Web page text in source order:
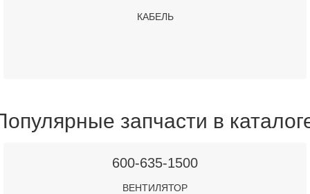
КАБЕЛЬ
запчасти в
600-635-1500
ВЕНТИЛЯТОР